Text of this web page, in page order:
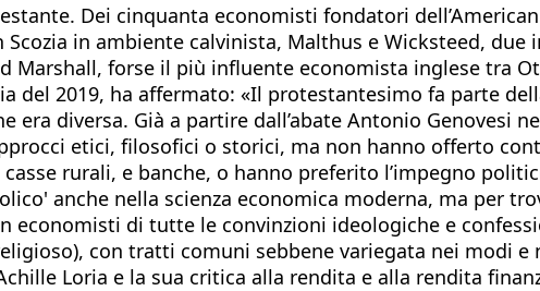
Dei cinquanta economisti fondatori
in ambiente calvinista, Malthus e Wicksteed,
Marshall, forse il più influente economista inglese tra
del 2019, ha affermato: «Il protestantesimo fa parte
era diversa. Già a partire dall’abate Antonio Genovesi
etici, filosofici o storici, ma non hanno offerto
rurali, e banche, o hanno preferito l’impegno
anche nella scienza economica moderna, ma per
economisti di tutte le convinzioni ideologiche e
con tratti comuni sebbene variegata nei modi
Loria e la sua critica alla rendita e alla rendita